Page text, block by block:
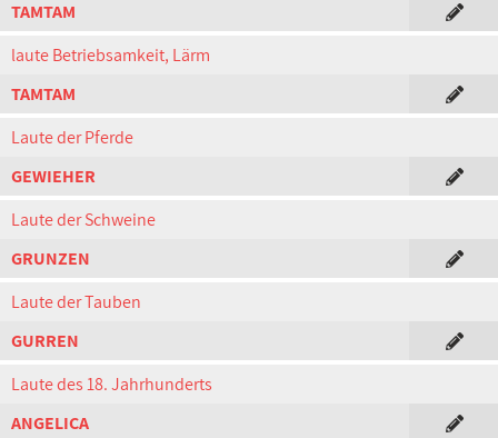
TAMTAM
laute Betriebsamkeit, Lärm
TAMTAM
Laute der Pferde
GEWIEHER
Laute der Schweine
GRUNZEN
Laute der Tauben
GURREN
Laute des 18. Jahrhunderts
ANGELICA